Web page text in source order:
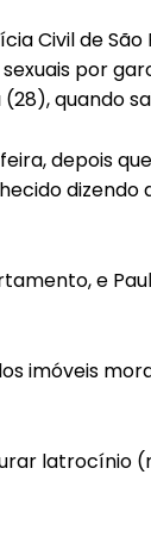
Civil de
por
quando
depois
e
imóveis
latrocínio